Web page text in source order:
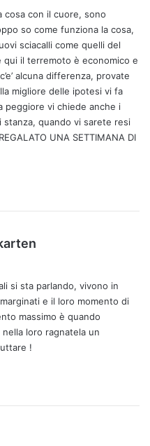
e
t
t
o
:
cosa con il cuore, sono
so come funziona la cosa,
sciacalli come quelli del
il terremoto è economico e
alcuna differenza, provate
migliore delle ipotesi vi fa
peggiore vi chiede anche i
quando vi sarete resi
UNA SETTIMANA DI
e
t
t
o
si sta parlando, vivono in
e il loro momento di
massimo è quando
loro ragnatela un
!